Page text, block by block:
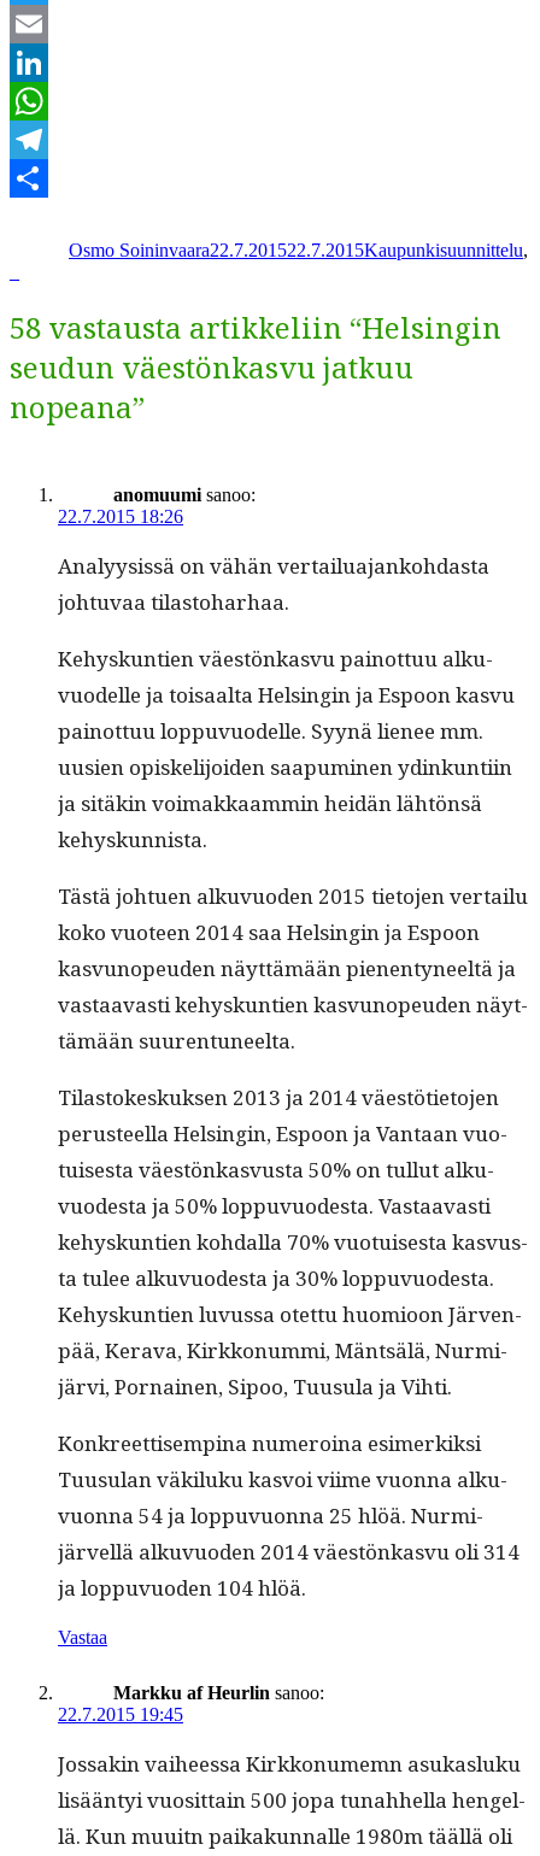
Twitter
Email
LinkedIn
WhatsApp
Telegram
Osmo Soininvaara22.7.201522.7.2015Kaupunkisuunnittelu,
58 vastausta artikkeliin “Helsingin
seudun väestönkasvu jatkuu
nopeana”
anomuumi sanoo:
22.7.2015 18:26
Ana­ly­y­sis­sä on vähän ver­tailu­a­janko­hdas­ta
johtu­vaa tilastoharhaa.
Kehyskun­tien väestönkasvu pain­ot­tuu alku­
vuodelle ja toisaal­ta Helsin­gin ja Espoon kasvu
pain­ot­tuu lop­pu­vuodelle. Syynä lie­nee mm.
uusien opiske­li­joiden saa­pumi­nen ydinkun­ti­in
ja sitäkin voimakkaam­min hei­dän lähtön­sä
kehyskunnista.
Tästä johtuen alku­vuo­den 2015 tieto­jen ver­tailu
koko vuo­teen 2014 saa Helsin­gin ja Espoon
kasvunopeu­den näyt­tämään pienen­tyneeltä ja
vas­taavasti kehyskun­tien kasvunopeu­den näyt­
tämään suurentuneelta.
Tilas­tokeskuk­sen 2013 ja 2014 väestöti­eto­jen
perus­teel­la Helsin­gin, Espoon ja Van­taan vuo­
tuis­es­ta väestönkasvus­ta 50% on tul­lut alku­
vuodes­ta ja 50% lop­pu­vuodes­ta. Vas­taavasti
kehyskun­tien kohdal­la 70% vuo­tuis­es­ta kasvus­
ta tulee alku­vuodes­ta ja 30% lop­pu­vuodes­ta.
Kehyskun­tien luvus­sa otet­tu huomioon Jär­ven­
pää, Ker­a­va, Kirkkon­um­mi, Mäntsälä, Nur­mi­
järvi, Por­nainen, Sipoo, Tuusu­la ja Vihti.
Konkreet­tisemp­ina numeroina esimerkik­si
Tuusu­lan väk­iluku kasvoi viime vuon­na alku­
vuon­na 54 ja lop­pu­vuon­na 25 hlöä. Nur­mi­
järvel­lä alku­vuo­den 2014 väestönkasvu oli 314
ja lop­pu­vuo­den 104 hlöä.
Vastaa
Markku af Heurlin sanoo:
22.7.2015 19:45
Jos­sakin vai­heessa Kirkkon­u­memn asukasluku
lisään­tyi vuosit­tain 500 jopa tunah­hel­la hen­gel­
lä. Kun muuitn paikakun­nalle 1980m tääl­lä oli